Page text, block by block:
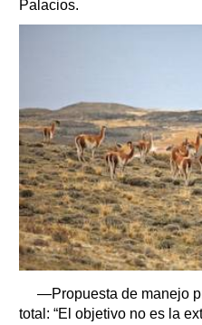
Palacios.
—Propuesta de manejo
total: “El objetivo no es la